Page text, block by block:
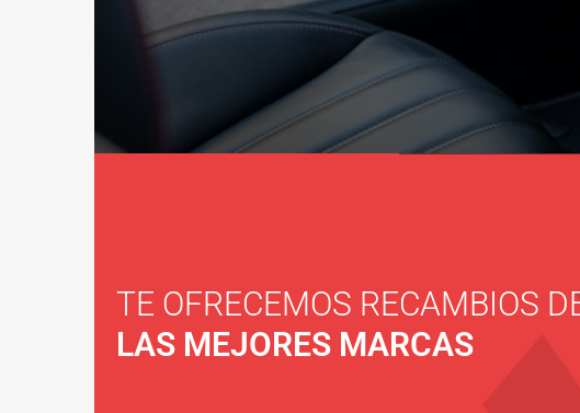
TE OFRECEMOS RECAMBIOS
LAS MEJORES MARCAS